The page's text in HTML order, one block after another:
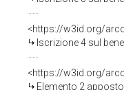
<https://w3id.org/
Iscrizione 4 sul
<https://w3id.org/
Elemento 2